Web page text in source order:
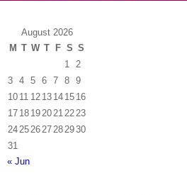
August 2026
M T W T F S S
1
2
3
4 5 6 7 8
9
10 11 12 13 14 15 16
17 18 1920212223
24252627282930
31
« Jun